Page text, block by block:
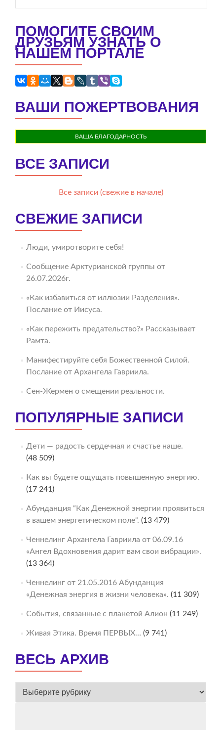
ПОМОГИТЕ СВОИМ
ДРУЗЬЯМ УЗНАТЬ О
НАШЕМ ПОРТАЛЕ
ВАШИ ПОЖЕРТВОВАНИЯ
ВАША БЛАГОДАРНОСТЬ
ВСЕ ЗАПИСИ
Все записи (свежие в начале)
СВЕЖИЕ ЗАПИСИ
Люди, умиротворите себя!
Сообщение Арктурианской группы от
26.07.2026г.
«Как избавиться от иллюзии Разделения».
Послание от Иисуса.
«Как пережить предательство?» Рассказывает
Рамта.
Манифестируйте себя Божественной Силой.
Послание от Архангела Гавриила.
Сен-Жермен о смещении реальности.
ПОПУЛЯРНЫЕ ЗАПИСИ
Дети — радость сердечная и счастье наше.
(48 509)
Как вы будете ощущать повышенную энергию.
(17 241)
Абунданция “Как Денежной энергии проявиться
в вашем энергетическом поле“. (13 479)
Ченнелинг Архангела Гавриила от 06.09.16
«Ангел Вдохновения дарит вам свои вибрации».
(13 364)
Ченнелинг от 21.05.2016 Абунданция
«Денежная энергия в жизни человека». (11 309)
События, связанные с планетой Алион (11 249)
Живая Этика. Время ПЕРВЫХ… (9 741)
ВЕСЬ АРХИВ
ВЕСЬ